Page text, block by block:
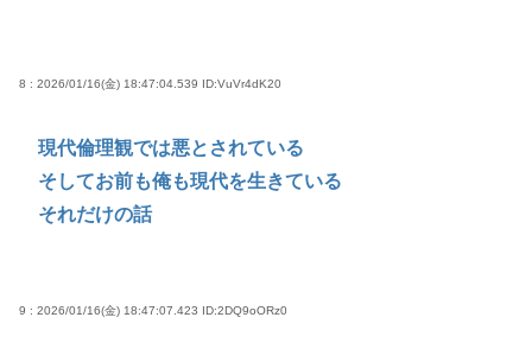
8 : 2026/01/16(金) 18:47:04.539 ID:VuVr4dK20
現代倫理観では悪とされている
そしてお前も俺も現代を生きている
それだけの話
9 : 2026/01/16(金) 18:47:07.423 ID:2DQ9oORz0